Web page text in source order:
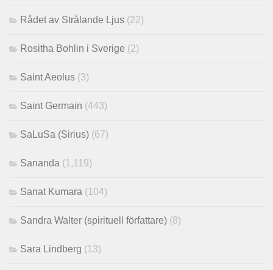
Rådet av Strålande Ljus (22)
Rositha Bohlin i Sverige (2)
Saint Aeolus (3)
Saint Germain (443)
SaLuSa (Sirius) (67)
Sananda (1,119)
Sanat Kumara (104)
Sandra Walter (spirituell författare) (8)
Sara Lindberg (13)